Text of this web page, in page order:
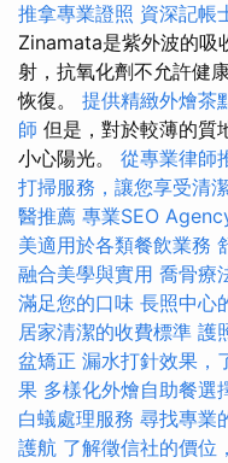
推拿專業證照 資深記帳
Zinamata是紫外波的吸
射，抗氧化劑不允許健
恢復。 提供精緻外燴茶
師 但是，對於較薄的質
小心陽光。 從專業律師
打掃服務，讓您享受清
醫推薦 專業SEO
美適用於各類餐飲業務
融合美學與實用 喬骨療
滿足您的口味 長照中心
居家清潔的收費標準 護
盆矯正 漏水打針效果，
果 多樣化外燴自助餐選
白蟻處理服務 尋找專業
護航 了解徵信社的價位